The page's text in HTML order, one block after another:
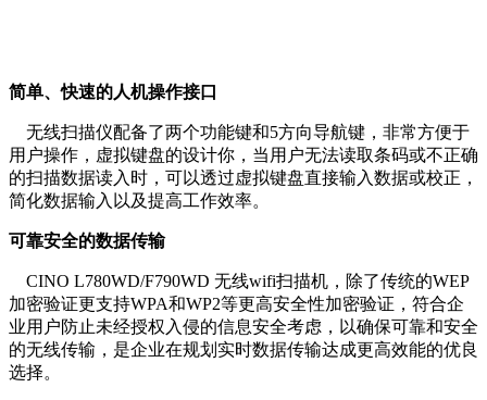
简单、快速的人机操作接口
无线扫描仪配备了两个功能键和5方向导航键，非常方便于
用户操作，虚拟键盘的设计你，当用户无法读取条码或不正确
的扫描数据读入时，可以透过虚拟键盘直接输入数据或校正，
简化数据输入以及提高工作效率。
可靠安全的数据传输
CINO L780WD/F790WD 无线wifi扫描机，除了传统的WEP
加密验证更支持WPA和WP2等更高安全性加密验证，符合企
业用户防止未经授权入侵的信息安全考虑，以确保可靠和安全
的无线传输，是企业在规划实时数据传输达成更高效能的优良
选择。